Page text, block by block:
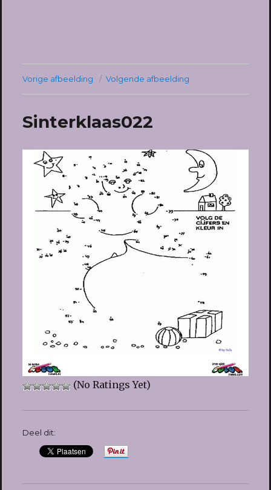
Vorige afbeelding Volgende afbeelding
Sinterklaas022
(No Ratings Yet)
Deel dit: